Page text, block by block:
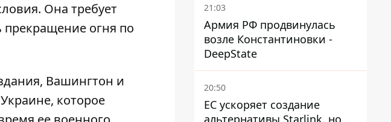
Она требует
прекращение огня по
Вашингтон и
которое
21:03
Армия РФ продвинулась
возле Константиновки -
DeepState
20:50
ЕС ускоряет создание
альтернативы Starlink, но